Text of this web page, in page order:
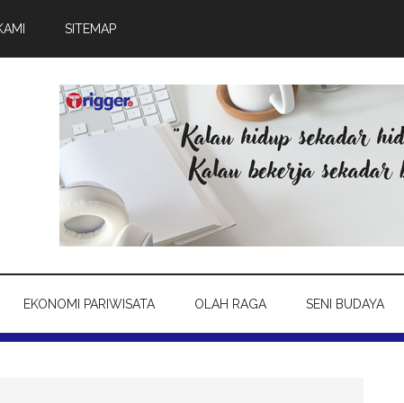
SITEMAP
EKONOMI PARIWISATA OLAH RAGA SENI BUDAYA